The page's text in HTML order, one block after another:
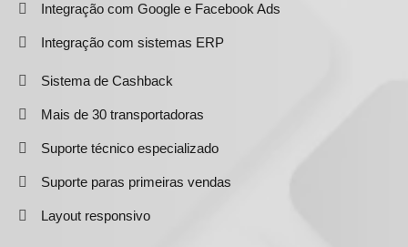
Integração com Google e Facebook Ads
Integração com sistemas ERP
Sistema de Cashback
Mais de 30 transportadoras
Suporte técnico especializado
Suporte paras primeiras vendas
Layout responsivo